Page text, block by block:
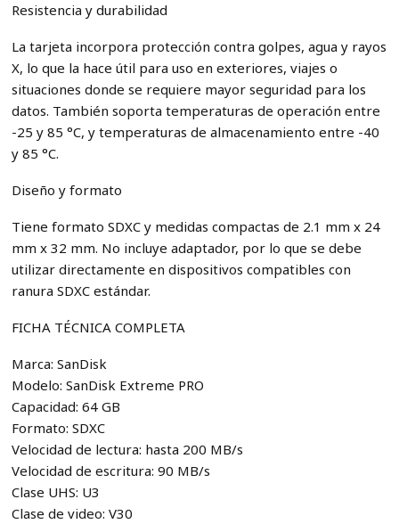
Resistencia y durabilidad
La tarjeta incorpora protección contra golpes, agua y rayos
X, lo que la hace útil para uso en exteriores, viajes o
situaciones donde se requiere mayor seguridad para los
datos. También soporta temperaturas de operación entre
-25 y 85 °C, y temperaturas de almacenamiento entre -40
y 85 °C.
Diseño y formato
Tiene formato SDXC y medidas compactas de 2.1 mm x 24
mm x 32 mm. No incluye adaptador, por lo que se debe
utilizar directamente en dispositivos compatibles con
ranura SDXC estándar.
FICHA TÉCNICA COMPLETA
Marca: SanDisk
Modelo: SanDisk Extreme PRO
Capacidad: 64 GB
Formato: SDXC
Velocidad de lectura: hasta 200 MB/s
Velocidad de escritura: 90 MB/s
Clase UHS: U3
Clase de video: V30